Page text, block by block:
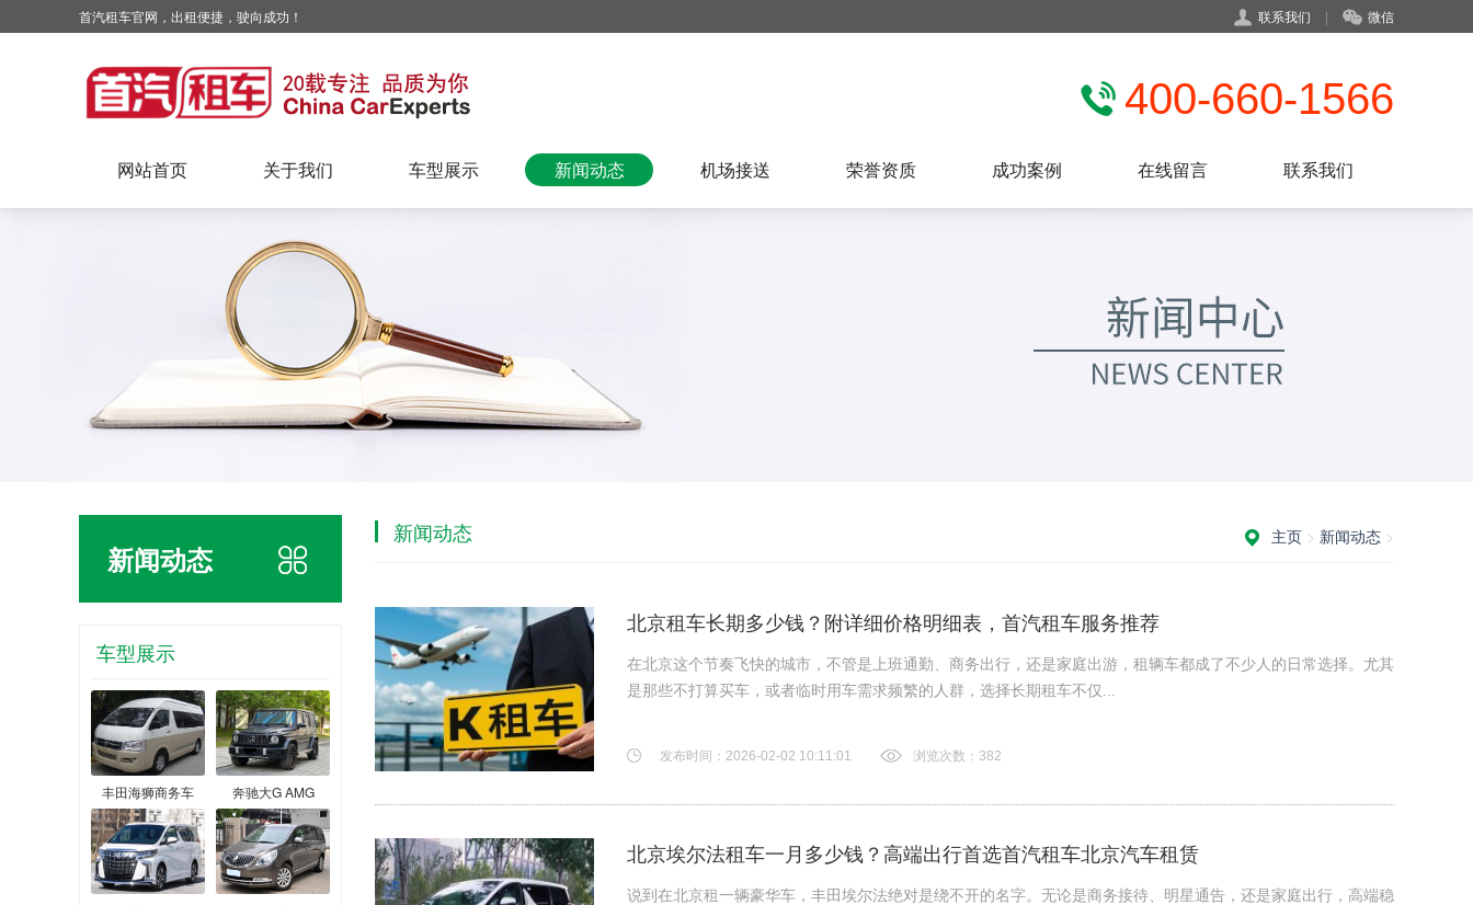
联系我们 | 微信
首汽租车官网，出租便捷，驶向成功！
400-660-1566
网站首页 关于我们 车型展示 新闻动态 机场接送 荣誉资质 成功案例 在线留言 联系我们
新闻动态
车型展示
丰田海狮商务车 奔驰大G AMG
主页 > 新闻动态 >
新闻动态
北京租车长期多少钱？附详细价格明细表，首汽租车服务推荐
在北京这个节奏飞快的城市，不管是上班通勤、商务出行，还是家庭出游，租辆车都成了不少人的日常选择。尤其
是那些不打算买车，或者临时用车需求频繁的人群，选择长期租车不仅...
发布时间：2026-02-02 10:11:01 浏览次数：382
北京埃尔法租车一月多少钱？高端出行首选首汽租车北京汽车租赁
说到在北京租一辆豪华车，丰田埃尔法绝对是绕不开的名字。无论是商务接待、明星通告，还是家庭出行，高端稳